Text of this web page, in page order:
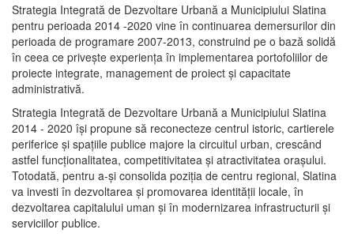
Strategia Integrată de Dezvoltare Urbană a Municipiului Slatina
pentru perioada 2014 -2020 vine în continuarea demersurilor din
perioada de programare 2007-2013, construind pe o bază solidă
în ceea ce priveşte experienţa în implementarea portofoliilor de
proiecte integrate, management de proiect și capacitate
administrativă.
Strategia Integrată de Dezvoltare Urbană a Municipiului Slatina
2014 - 2020 își propune să reconecteze centrul istoric, cartierele
periferice şi spaţiile publice majore la circuitul urban, crescând
astfel funcţionalitatea, competitivitatea şi atractivitatea oraşului.
Totodată, pentru a-şi consolida poziţia de centru regional, Slatina
va investi în dezvoltarea şi promovarea identităţii locale, în
dezvoltarea capitalului uman şi în modernizarea infrastructurii şi
serviciilor publice.